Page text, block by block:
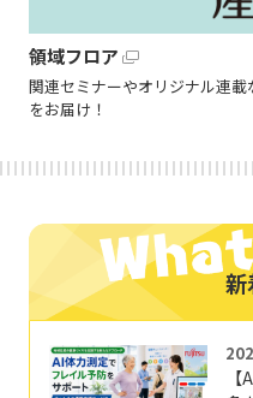
領域フロア
関連セミナーやオリジナル連
をお届け！
新